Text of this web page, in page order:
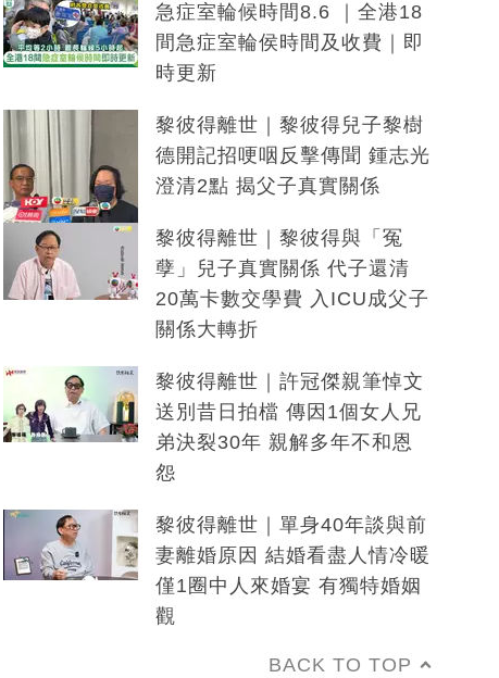
急症室輪候時間8.6 ｜全港18
間急症室輪侯時間及收費｜即
時更新
黎彼得離世｜黎彼得兒子黎樹
德開記招哽咽反擊傳聞 鍾志光
澄清2點 揭父子真實關係
黎彼得離世｜黎彼得與「冤
孽」兒子真實關係 代子還清
20萬卡數交學費 入ICU成父子
關係大轉折
黎彼得離世｜許冠傑親筆悼文
送別昔日拍檔 傳因1個女人兄
弟決裂30年 親解多年不和恩
怨
黎彼得離世｜單身40年談與前
妻離婚原因 結婚看盡人情冷暖
僅1圈中人來婚宴 有獨特婚姻
觀
BACK TO TOP